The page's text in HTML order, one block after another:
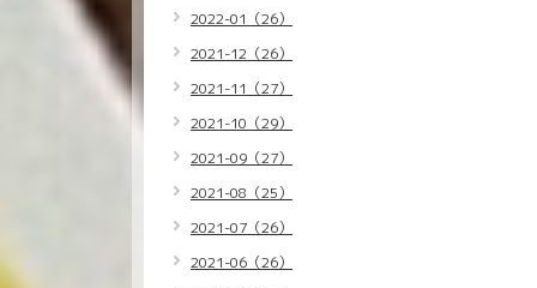
2022-01（26）
2021-12（26）
2021-11（27）
2021-10（29）
2021-09（27）
2021-08（25）
2021-07（26）
2021-06（26）